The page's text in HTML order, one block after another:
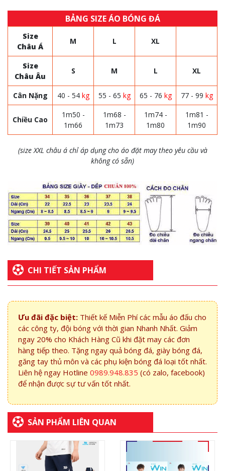
BẢNG SIZE ÁO BÓNG ĐÁ
Size
Châu Á
M L XL
Size
Châu Âu
S M L XL
Cân Nặng 40 - 54 kg 55 - 65 kg 65 - 76 kg 77 - 99 kg
Chiều Cao
1m50 -
1m66
1m68 -
1m73
1m74 -
1m80
1m81 -
1m90
(size XXL châu á chỉ áp dụng cho áo đặt may theo yêu cầu và
không có sẵn)
CHI TIẾT SẢN PHẨM
Ưu đãi đặc biệt: Thiết kế Miễn Phí các mẫu áo đấu cho
các công ty, đội bóng với thời gian Nhanh Nhất. Giảm
ngay 20% cho Khách Hàng Cũ khi đặt may các đơn
hàng tiếp theo. Tặng ngay quả bóng đá, giày bóng đá,
găng tay thủ môn và các phụ kiện bóng đá loại tốt nhất.
Liên hệ ngay Hotline 0989.948.835 (có zalo, facebook)
để nhận được sự tư vấn tốt nhất.
SẢN PHẨM LIÊN QUAN